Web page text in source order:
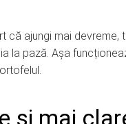
ajungi mai devreme,
la pază. Așa
și mai